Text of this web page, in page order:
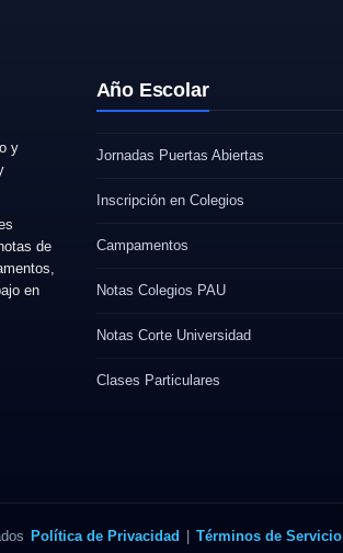
y
de
en
Año Escolar
Jornadas Puertas Abiertas
Inscripción en Colegios
Campamentos
Notas Colegios PAU
Notas Corte Universidad
Clases Particulares
Política de Privacidad Términos de Servicio